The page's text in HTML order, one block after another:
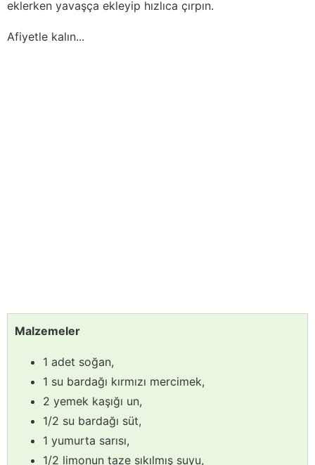
eklerken yavaşça ekleyip hızlıca çırpın.
Afiyetle kalın...
Malzemeler
1 adet soğan,
1 su bardağı kırmızı mercimek,
2 yemek kaşığı un,
1/2 su bardağı süt,
1 yumurta sarısı,
1/2 limonun taze sıkılmış suyu,